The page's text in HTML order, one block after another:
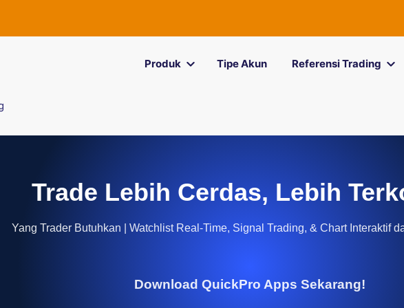
Produk Tipe Akun Referensi Trading
Trade Lebih Cerdas, Lebih
Yang Trader Butuhkan | Watchlist Real-Time, Signal Trading, & Chart Interaktif
Download QuickPro Apps Sekarang!